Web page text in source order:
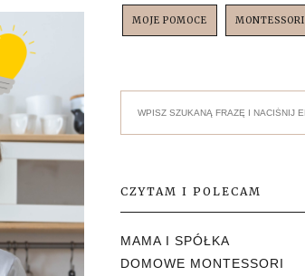
MOJE POMOCE MONTESSORI
CZYTAM I POLECAM
MAMA I SPÓŁKA
DOMOWE MONTESSORI